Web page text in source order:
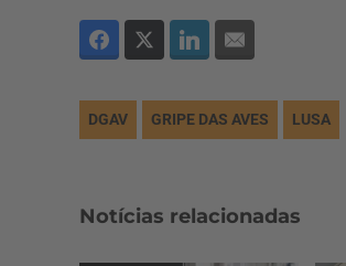
DGAV GRIPE DAS AVES LUSA
Notícias relacionadas